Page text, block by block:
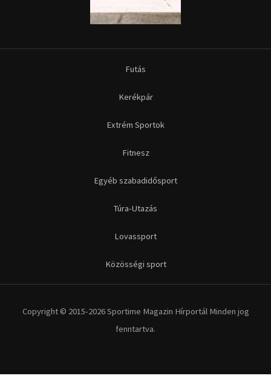
Futás
Kerékpár
Extrém Sportok
Fitnesz
Egyéb szabadidősport
Túra-Utazás
Lovassport
Közösségi sport
Copyright © 2015-2026 Sportime Magazin Hírportál Minden jog
fenntartva.